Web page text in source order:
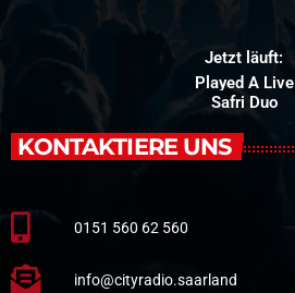
Jetzt läuft:
Played A Live
Safri Duo
KONTAKTIERE UNS
0151 560 62 560
info@cityradio.saarland